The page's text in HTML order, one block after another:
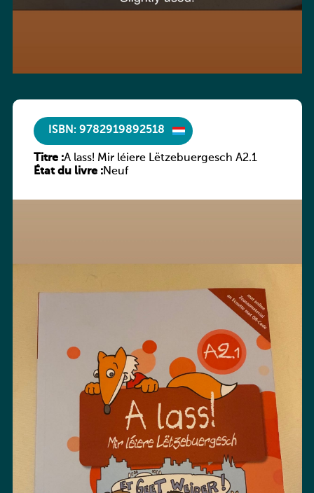
ISBN: 9782919892518
Titre :A lass! Mir léiere Lëtzebuergesch A2.1
État du livre :Neuf